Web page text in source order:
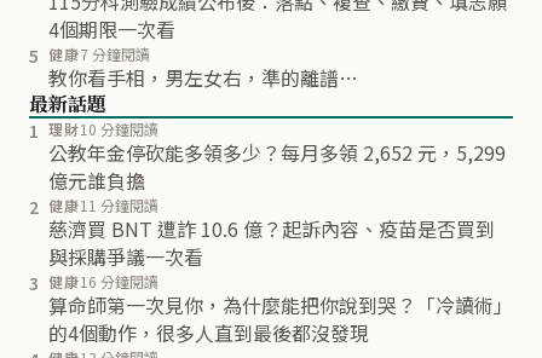
4個期限一次看
5 健康7 分鐘閱讀
教你看手相，男左女右，準的離譜…
最新話題
1 理財10 分鐘閱讀
公教年金停砍能多領多少？每月多領 2,652 元，5,299
億元誰負擔
2 健康11 分鐘閱讀
慈濟買 BNT 遭詐 10.6 億？起訴內容、疫苗是否買到
與採購爭議一次看
3 健康16 分鐘閱讀
算命師第一次見你，為什麼能把你說到哭？「冷讀術」
的4個動作，很多人直到最後都沒發現